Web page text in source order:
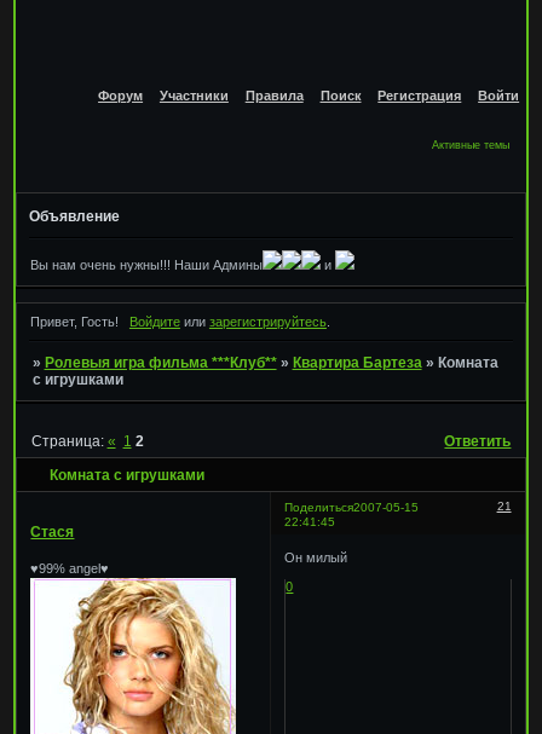
Форум Участники Правила Поиск Регистрация Войти
Активные темы
Объявление
Вы нам очень нужны!!! Наши Админы и
Привет, Гость! Войдитеили зарегистрируйтесь.
» Ролевыя игра фильма ***Клуб** » Квартира Бартеза » Комната
с игрушками
Комната с игрушками
Страница: « 1 2 Ответить
Поделиться 21
2007-05-15
22:41:45
Стася
♥99% angel♥
Он милый
0